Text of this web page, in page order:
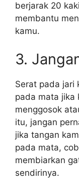
berjarak 20
membantu
kamu.
3.
Serat pada jari
pada mata jika
menggosok
itu, jangan
jika tangan
pada mata,
membiarkan
sendirinya.